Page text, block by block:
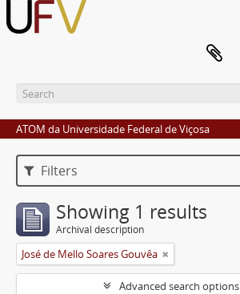
ATOM da Universidade Federal de Viçosa
Filters
Showing 1 results
Archival description
José de Mello Soares Gouvêa
Advanced search options